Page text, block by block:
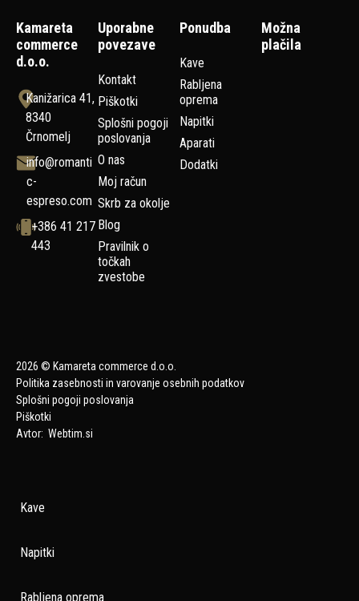
Kamareta
commerce
d.o.o.
Kanižarica 41,
8340
Črnomelj
info@romanti
c-
espreso.com
+386 41 217
443
Uporabne
povezave
Kontakt
Piškotki
Splošni pogoji
poslovanja
O nas
Moj račun
Skrb za okolje
Blog
Pravilnik o
točkah
zvestobe
Ponudba
Kave
Rabljena
oprema
Napitki
Aparati
Dodatki
Možna
plačila
2026 © Kamareta commerce d.o.o.
Politika zasebnosti in varovanje osebnih podatkov
Splošni pogoji poslovanja
Piškotki
Avtor: Webtim.si
Kave
Napitki
Rabljena oprema